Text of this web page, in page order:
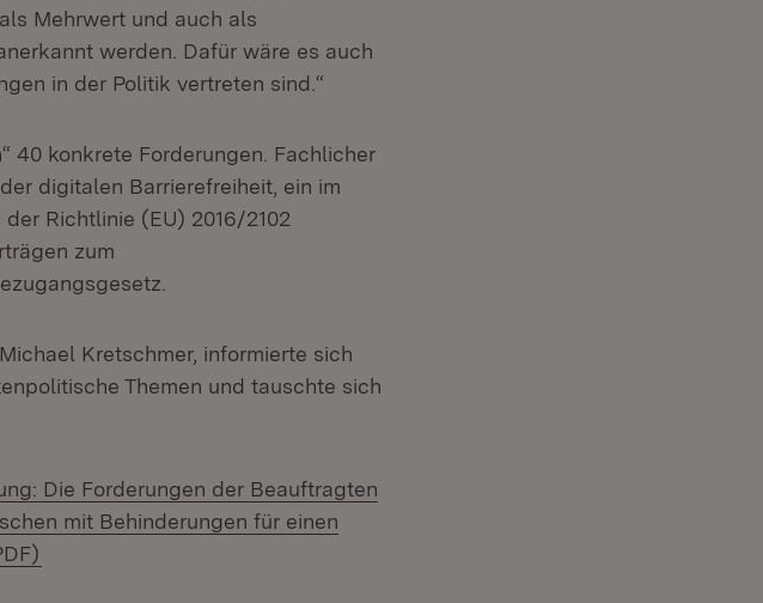
Mehrwert und auch als
werden. Dafür wäre es auch
in der Politik vertreten sind.“
40 konkrete Forderungen. Fachlicher
digitalen Barrierefreiheit, ein im
Richtlinie (EU) 2016/2102
zum
Kretschmer, informierte sich
Themen und tauschte sich
Die Forderungen der Beauftragten
mit Behinderungen für einen